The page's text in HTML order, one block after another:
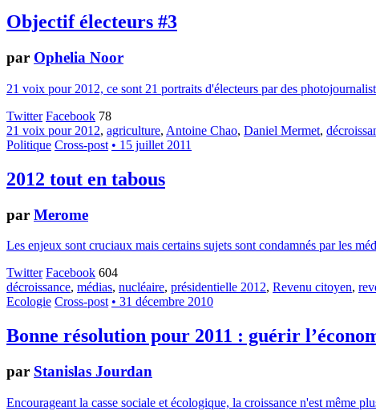
Objectif électeurs #3
par Ophelia Noor
21 voix pour 2012, ce sont 21 portraits d'électeurs par des
Twitter Facebook 78
21 voix pour 2012, agriculture, Antoine Chao, Daniel Mermet,
Politique Cross-post • 15 juillet 2011
2012 tout en tabous
par Merome
Les enjeux sont cruciaux mais certains sujets sont condamnés par les
Twitter Facebook 604
décroissance, médias, nucléaire, présidentielle 2012, Revenu citoyen,
Ecologie Cross-post • 31 décembre 2010
Bonne résolution pour 2011 : guérir
par Stanislas Jourdan
Encourageant la casse sociale et écologique, la croissance n'est même